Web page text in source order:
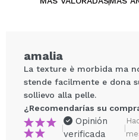
amalia
La texture è morbida ma
stende facilmente e dona
sollievo alla pelle.
¿Recomendarías su
|
Opinión
verificada
|